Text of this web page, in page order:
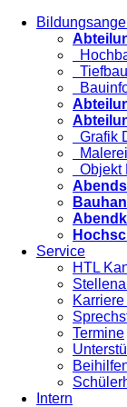
Tiefbau
Grafik
Objekt
Service
HTL
Termine
Intern